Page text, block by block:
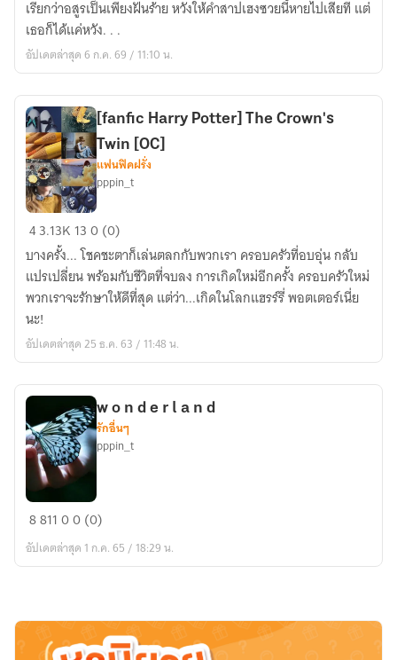
yaiba
|
kny]
แต้ม
สี
[oc]
เรียกว่าอสูรเป็นเพียงฝันร้าย หวังให้คำสาปเฮงซวยนี้หายไปเสียที แต่
เธอก็ได้แค่หวัง. . .
อัปเดตล่าสุด 6 ก.ค. 69 / 11:10 น.
[fanfic
Harry
Potter]
The
Crown's
Twin
[OC]
[fanfic Harry Potter] The Crown's
Twin [OC]
แฟนฟิคฝรั่ง
pppin_t
43.13K 130 (0)
บางครั้ง... โชคชะตาก็เล่นตลกกับพวกเรา ครอบครัวที่อบอุ่น กลับ
แปรเปลี่ยน พร้อมกับชีวิตที่จบลง การเกิดใหม่อีกครั้ง ครอบครัวใหม่
พวกเราจะรักษาให้ดีที่สุด แต่ว่า...เกิดในโลกแฮรร์รี่ พอตเตอร์เนี่ย
นะ!
อัปเดตล่าสุด 25 ธ.ค. 63 / 11:48 น.
w
n
r
w o n d e r l a n d
รักอื่นๆ
pppin_t
881100 (0)
อัปเดตล่าสุด 1 ก.ค. 65 / 18:29 น.